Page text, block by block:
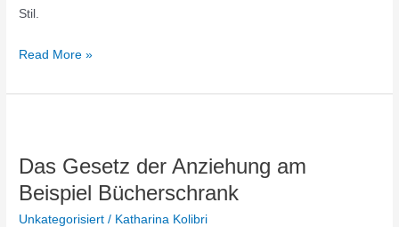
Stil.
Read More »
Das Gesetz der Anziehung am
Beispiel Bücherschrank
Unkategorisiert / Katharina Kolibri
der
Anziehung
am